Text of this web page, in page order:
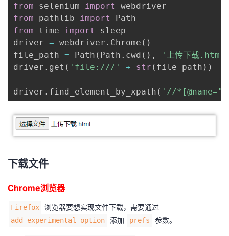
from selenium import
from pathlib import
from time import
sleep
driver = webdriver . Chrome ( )
file_path = Path ( Path . cwd ( ) ,
'上传下载
driver . get ( 'file:///' + str ( file_path ) )
driver . find_element_by_xpath ( '//
下载文件
Chrome浏览器
Firefox 浏览器要想实现文件下载，需要通过
add_experimental_option 添加 prefs 参数。